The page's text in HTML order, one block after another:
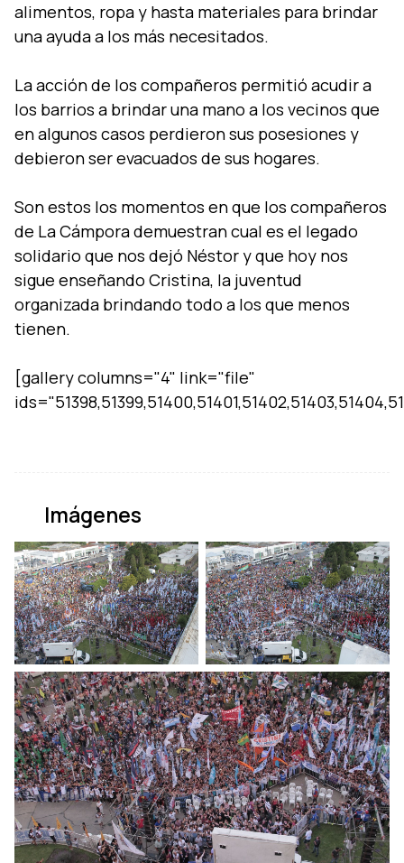
alimentos, ropa y hasta materiales para brindar
una ayuda a los más necesitados.
La acción de los compañeros permitió acudir a
los barrios a brindar una mano a los vecinos que
en algunos casos perdieron sus posesiones y
debieron ser evacuados de sus hogares.
Son estos los momentos en que los compañeros
de La Cámpora demuestran cual es el legado
solidario que nos dejó Néstor y que hoy nos
sigue enseñando Cristina, la juventud
organizada brindando todo a los que menos
tienen.
[gallery columns="4" link="file"
Imágenes